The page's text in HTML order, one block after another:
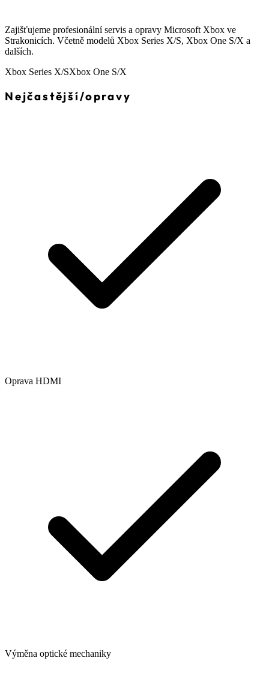
Zajišťujeme profesionální servis a opravy Microsoft Xbox ve
Strakonicích. Včetně modelů Xbox Series X/S, Xbox One S/X a
dalších.
Xbox Series X/SXbox One S/X
Nejčastější/opravy
Oprava HDMI
Výměna optické mechaniky